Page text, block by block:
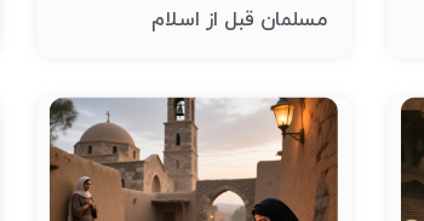
مسلمان قبل از اسلام